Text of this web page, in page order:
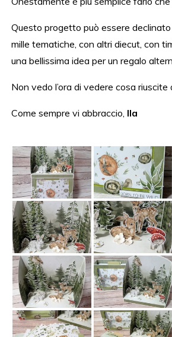
Questo progetto può essere declinato
mille tematiche, con altri diecut, con
una bellissima idea per un regalo
Non vedo l’ora di vedere cosa riuscite
Come sempre vi abbraccio, Ila